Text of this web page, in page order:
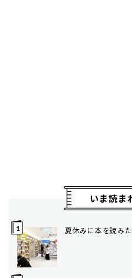
いま読ま
夏休みに本を読み